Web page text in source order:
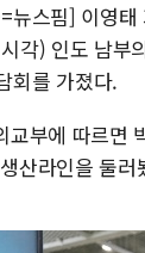
뉴스핌] 이영태
각) 인도 남부
회를 가졌다.
교부에 따르면
산라인을 둘러